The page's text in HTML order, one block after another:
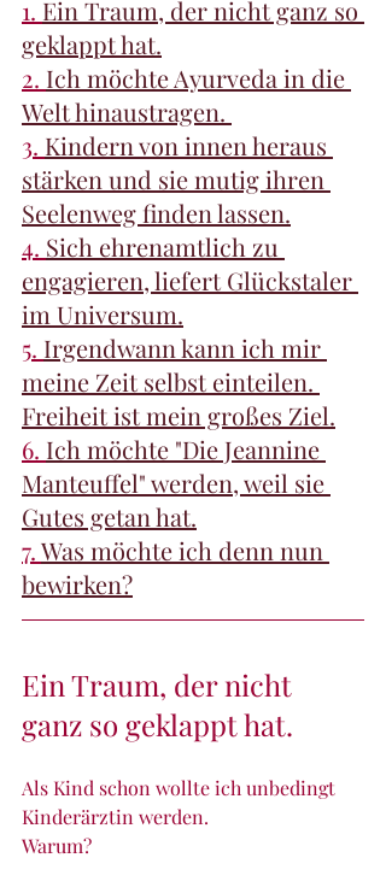
1. Ein Traum, der nicht ganz so
geklappt hat.
2. Ich möchte Ayurveda in die
Welt hinaustragen.
3. Kindern von innen heraus
stärken und sie mutig ihren
Seelenweg finden lassen.
4. Sich ehrenamtlich zu
engagieren, liefert Glückstaler
im Universum.
5. Irgendwann kann ich mir
meine Zeit selbst einteilen.
Freiheit ist mein großes Ziel.
6. Ich möchte "Die Jeannine
Manteuffel" werden, weil sie
Gutes getan hat.
7. Was möchte ich denn nun
bewirken?
Ein Traum, der nicht
ganz so geklappt hat.
Als Kind schon wollte ich unbedingt
Kinderärztin werden.
Warum?